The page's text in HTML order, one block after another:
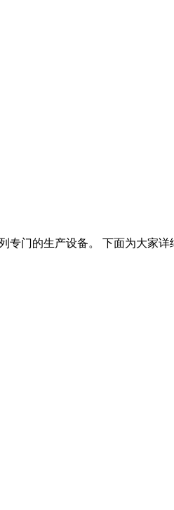
门的生产设备。 下面为大家